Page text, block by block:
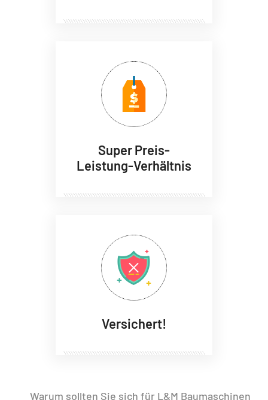
Super Preis-
Leistung-Verhältnis
Versichert!
Warum sollten Sie sich für L&M Baumaschinen